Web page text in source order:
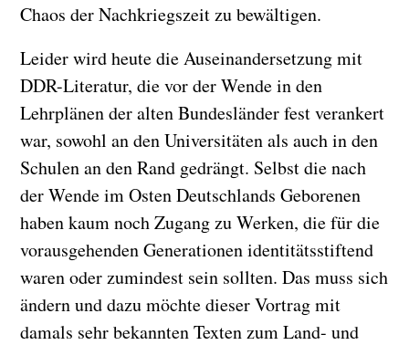
Chaos der Nachkriegszeit zu bewältigen.
Leider wird heute die Auseinandersetzung mit
DDR-Literatur, die vor der Wende in den
Lehrplänen der alten Bundesländer fest verankert
war, sowohl an den Universitäten als auch in den
Schulen an den Rand gedrängt. Selbst die nach
der Wende im Osten Deutschlands Geborenen
haben kaum noch Zugang zu Werken, die für die
vorausgehenden Generationen identitätsstiftend
waren oder zumindest sein sollten. Das muss sich
ändern und dazu möchte dieser Vortrag mit
damals sehr bekannten Texten zum Land- und